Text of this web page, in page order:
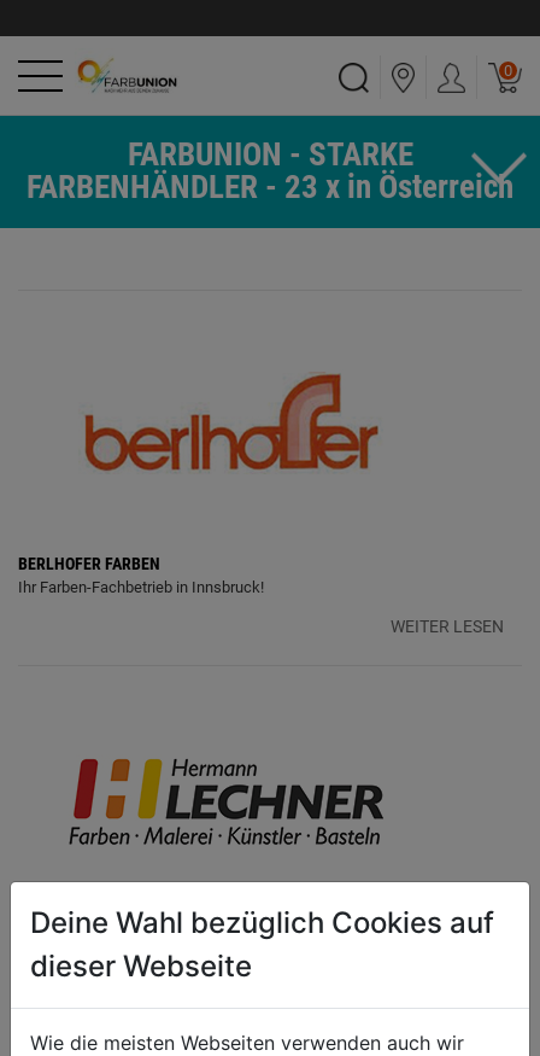
0
FARBUNION - STARKE
FARBENHÄNDLER - 23 x in Österreich
BERLHOFER FARBEN
Ihr Farben-Fachbetrieb in Innsbruck!
WEITER LESEN
HERMANN LECHNER FARBEN
Ihr Farben-Fachbetrieb in Kitzbühel!
Deine Wahl bezüglich Cookies auf
dieser Webseite
Wie die meisten Webseiten verwenden auch wir